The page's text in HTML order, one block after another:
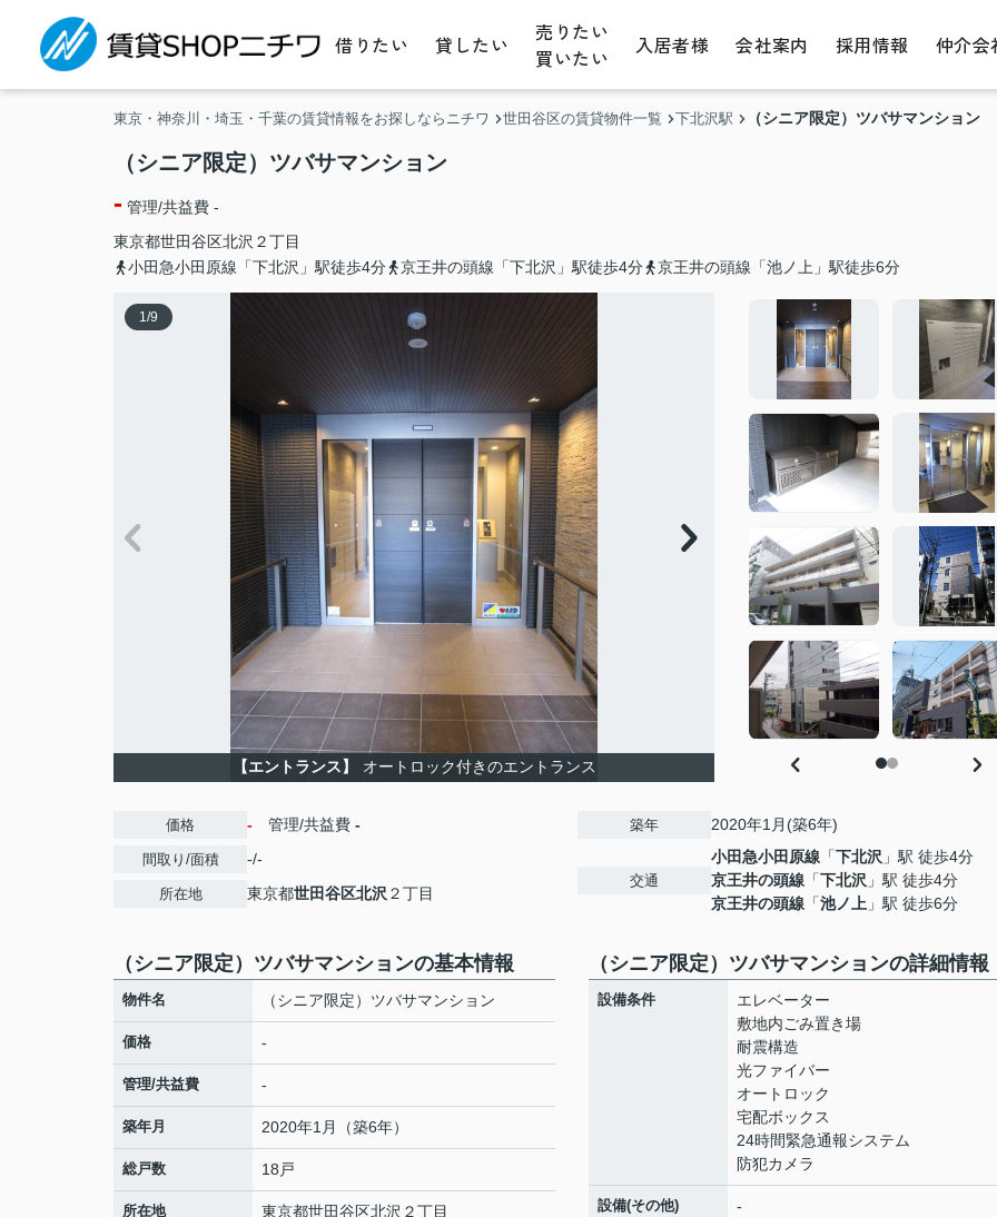
借りたい 貸したい
売りたい
買いたい
入居者様 会社案内 採用情報 仲介会
東京・神奈川・埼玉・千葉の賃貸情報をお探しならニチワ 世田谷区の賃貸物件一覧 下北沢駅 （シニア限定）ツバサマンション
（シニア限定）ツバサマンション
- 管理/共益費 -
東京都世田谷区北沢 ２丁目
小田急小田原線「下北沢」駅徒歩4分
京王井の頭線「下北沢」駅徒歩4分 京王井の頭線「池ノ上」駅徒歩6分
1/9
【エントランス】 オートロック付きのエントランス
価格 - 管理/共益費 -
間取り/面積 -/-
所在地 東京都世田谷区北沢 ２丁目
築年 2020年1月(築6年)
交通
小田急小田原線 「下北沢 」駅 徒歩4分
京王井の頭線 「下北沢 」駅 徒歩4分
京王井の頭線 「池ノ上 」駅 徒歩6分
（シニア限定）ツバサマンションの基本情報
物件名 （シニア限定）ツバサマンション
価格 -
管理/共益費 -
築年月 2020年1月（築6年）
総戸数 18戸
所在地 東京都世田谷区北沢 ２丁目
（シニア限定）ツバサマンションの詳細情報
設備条件
エレベーター
敷地内ごみ置き場
耐震構造
光ファイバー
オートロック
宅配ボックス
24時間緊急通報システム
防犯カメラ
設備(その他) -